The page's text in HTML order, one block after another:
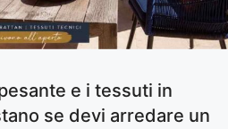
e i tessuti in
se devi arredare un